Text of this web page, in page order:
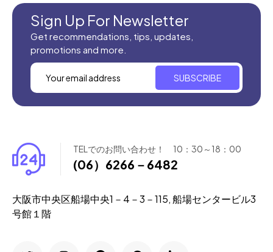
Sign Up For Newsletter
Get recommendations, tips, updates,
promotions and more.
SUBSCRIBE
TELでのお問い合わせ！ 10：30～18：00
(06）6266－6482
大阪市中央区船場中央1－4－3－115, 船場センタービル3
号館１階